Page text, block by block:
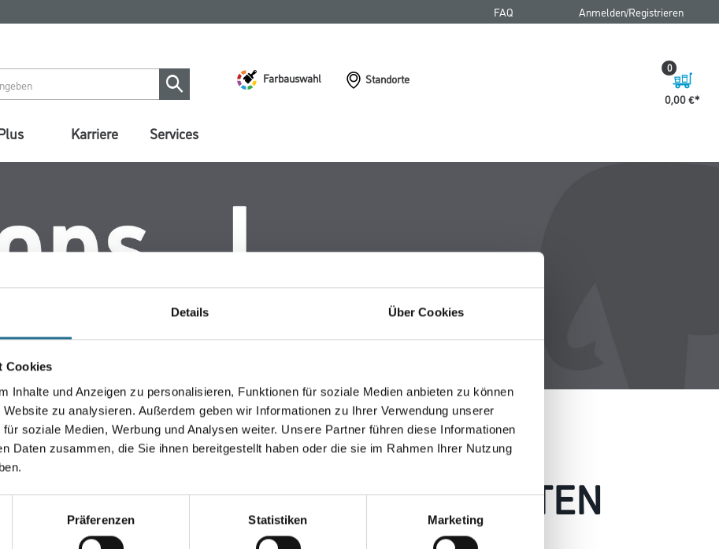
Details Über Cookies
Cookies
Inhalte und Anzeigen zu personalisieren, Funktionen für soziale Medien anbieten zu können
zu analysieren. Außerdem geben wir Informationen zu Ihrer Verwendung unserer
soziale Medien, Werbung und Analysen weiter. Unsere Partner führen diese Informationen
Daten zusammen, die Sie ihnen bereitgestellt haben oder die sie im Rahmen Ihrer Nutzung
Präferenzen Statistiken Marketing
FAQ Anmelden/Registrieren
Farbauswahl
Standorte
0,00 €
0
Karriere Services
IST AUFGETRETEN